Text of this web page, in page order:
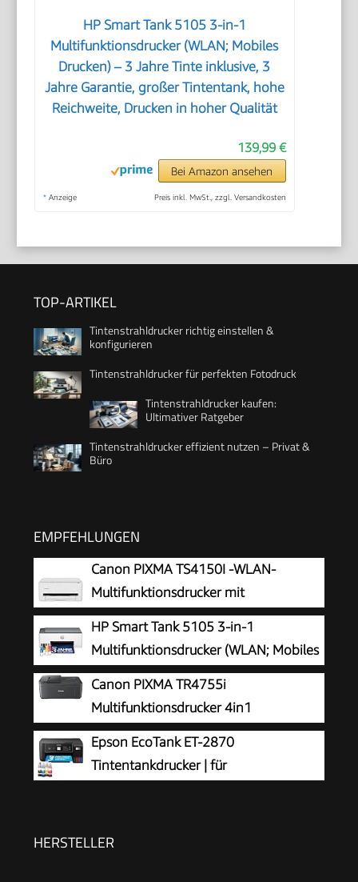
HP Smart Tank 5105 3-in-1
Multifunktionsdrucker (WLAN; Mobiles
Drucken) – 3 Jahre Tinte inklusive, 3
Jahre Garantie, großer Tintentank, hohe
Reichweite, Drucken in hoher Qualität
139,99 €
Bei Amazon ansehen
* Anzeige Preis inkl. MwSt., zzgl. Versandkosten
TOP-ARTIKEL
Tintenstrahldrucker richtig einstellen &
konfigurieren
Tintenstrahldrucker für perfekten Fotodruck
Tintenstrahldrucker kaufen:
Ultimativer Ratgeber
Tintenstrahldrucker effizient nutzen – Privat &
Büro
EMPFEHLUNGEN
Canon PIXMA TS4150I -WLAN-
Multifunktionsdrucker mit
Papierkassette und Frontbedienung &
Duplexdruck | Kabelloses Drucken vom
Smartphone leicht gemacht PIXMA Print Plan
kompatibel
HP Smart Tank 5105 3-in-1
Multifunktionsdrucker (WLAN; Mobiles
Drucken) – 3 Jahre Tinte inklusive, 3
Jahre Garantie, großer Tintentank, hohe
Reichweite, Drucken in hoher Qualität
Canon PIXMA TR4755i
Multifunktionsdrucker 4in1
(Tintenstrahl, Drucken, Kopieren, Scannen,
Faxen, A4, WLAN, Apple AirPrint, 20 Blatt ADF,
Duplexdruck, kompatibel mit Pixma Print Plan
Epson EcoTank ET-2870
Tintentankdrucker | für
Display | inkl. Tinte für bis zu 3 Jahre
HERSTELLER